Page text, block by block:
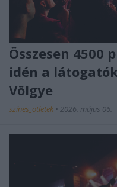
Összesen 4500
idén a
Völgye
színes_ötletek • 2026. május 06.